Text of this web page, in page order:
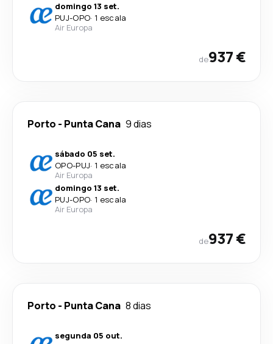
domingo 13 set.
PUJ-OPO· 1 escala
Air Europa
de937 €
Porto - Punta Cana 9 dias
sábado 05 set.
OPO-PUJ· 1 escala
Air Europa
domingo 13 set.
PUJ-OPO· 1 escala
Air Europa
de937 €
Porto - Punta Cana 8 dias
segunda 05 out.